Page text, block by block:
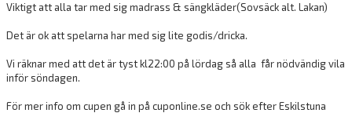
Viktigt att alla tar med sig madrass & sängkläder(Sovsäck alt. Lakan)
Det är ok att spelarna har med sig lite godis/dricka.
Vi räknar med att det är tyst kl22:00 på lördag så alla får nödvändig vila
inför söndagen.
För mer info om cupen gå in på cuponline.se och sök efter Eskilstuna